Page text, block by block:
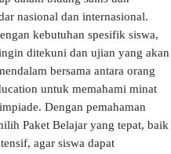
nasional dan internasional.
kebutuhan spesifik siswa,
ditekuni dan ujian yang akan
bersama antara orang
untuk memahami minat
Dengan pemahaman
Paket Belajar yang tepat, baik
agar siswa dapat